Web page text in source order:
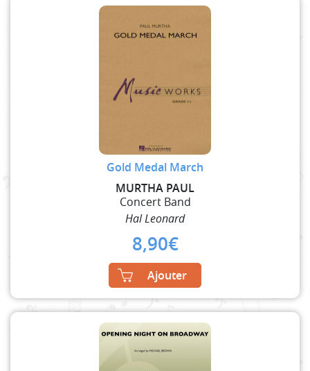
Gold Medal March
MURTHA PAUL
Concert Band
Hal Leonard
8,90€
Ajouter